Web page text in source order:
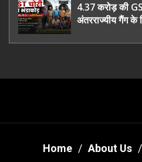
4.37 करोड़ की
अंतरराज्यीय गैंग के
तरी
Home About Us